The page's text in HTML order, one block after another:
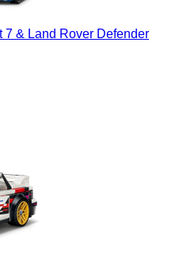
7 & Land Rover Defender